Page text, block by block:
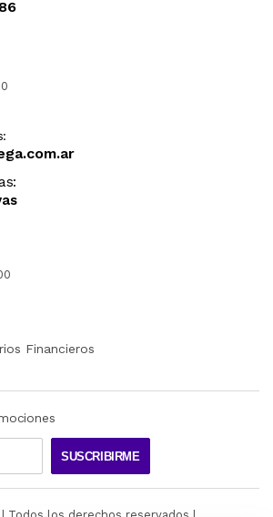
Financieros
SUSCRIBIRME